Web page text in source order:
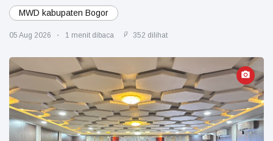
MWD kabupaten Bogor
05 Aug 2026 1 menit dibaca 352 dilihat